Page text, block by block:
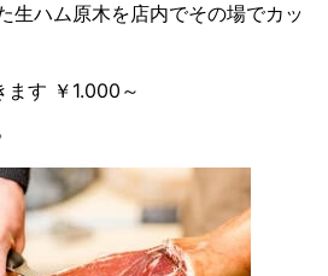
生ハム原木を店内でその場でカッ
ます ￥1.000～